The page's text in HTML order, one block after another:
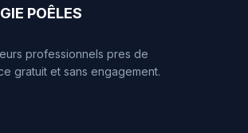
POÊLES
professionnels pres de
gratuit et sans engagement.